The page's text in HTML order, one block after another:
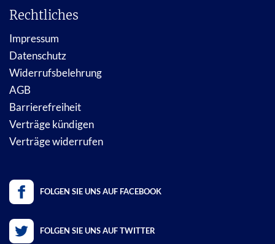
Rechtliches
Impressum
Datenschutz
Widerrufsbelehrung
AGB
Barrierefreiheit
Verträge kündigen
Verträge widerrufen
FOLGEN SIE UNS AUF FACEBOOK
FOLGEN SIE UNS AUF TWITTER